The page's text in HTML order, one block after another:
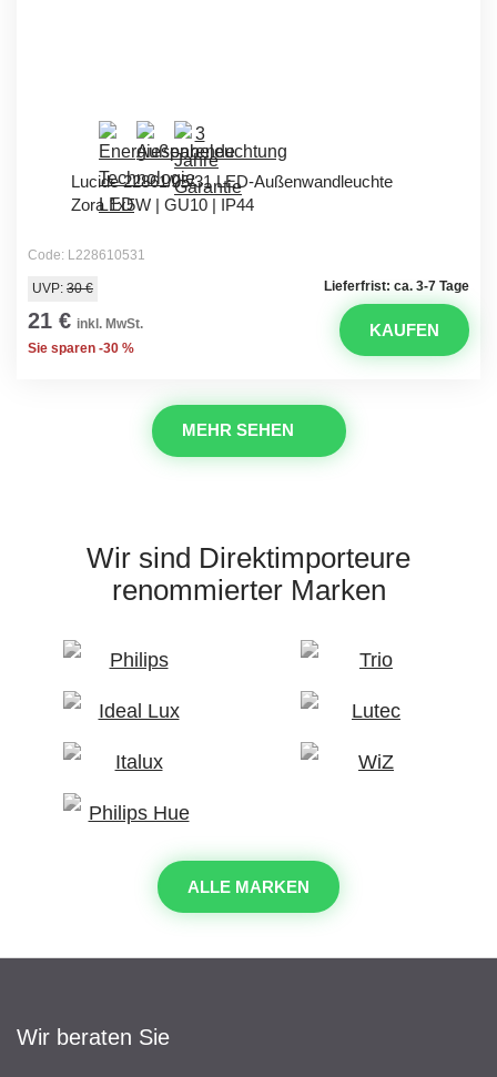
Lucide 22861/05/31 LED-Außenwandleuchte
Zora 1x5W | GU10 | IP44
Code: L228610531
Lieferfrist: ca. 3-7 Tage
UVP: 30 €
21 € inkl. MwSt.
Sie sparen -30 %
KAUFEN
MEHR SEHEN
Wir sind Direktimporteure
renommierter Marken
ALLE MARKEN
Wir beraten Sie